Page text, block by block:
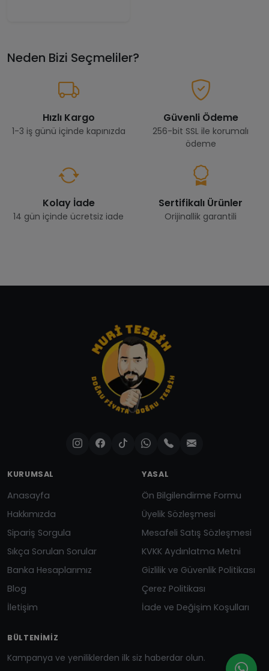
Neden Bizi Seçmeliler?
Hızlı Kargo
1-3 iş günü içinde kapınızda
Güvenli Ödeme
256-bit SSL ile korumalı
ödeme
Kolay İade
14 gün içinde ücretsiz iade
Sertifikalı Ürünler
Orijinallik garantili
KURUMSAL
Anasayfa
Hakkımızda
Sipariş Sorgula
Sıkça Sorulan Sorular
Banka Hesaplarımız
Blog
İletişim
YASAL
Ön Bilgilendirme Formu
Üyelik Sözleşmesi
Mesafeli Satış Sözleşmesi
KVKK Aydınlatma Metni
Gizlilik ve Güvenlik Politikası
Çerez Politikası
İade ve Değişim Koşulları
BÜLTENIMIZ
Kampanya ve yeniliklerden ilk siz haberdar olun.